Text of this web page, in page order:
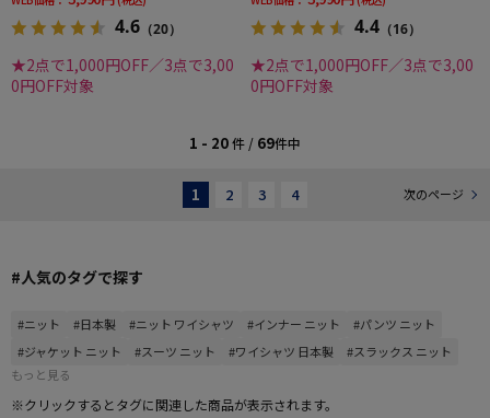
4.6 （20）
★2点で1,000円OFF／3点で3,00
0円OFF対象
4.4 （16）
★2点で1,000円OFF／3点で3,00
0円OFF対象
1 - 20件 / 69件中
1 2 3 4 次のページ
#人気のタグで探す
#ニット #日本製 #ニット ワイシャツ #インナー ニット
#パンツ ニット
#ジャケット ニット
#スーツ ニット #ワイシャツ 日本製
#スラックス ニット
もっと見る
※クリックするとタグに関連した商品が表示されます。